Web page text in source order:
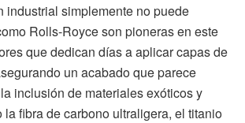
industrial simplemente no puede
Rolls-Royce son pioneras en este
que dedican días a aplicar capas de
un acabado que parece
inclusión de materiales exóticos y
la fibra de carbono ultraligera, el titanio